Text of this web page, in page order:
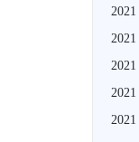
2021
2021